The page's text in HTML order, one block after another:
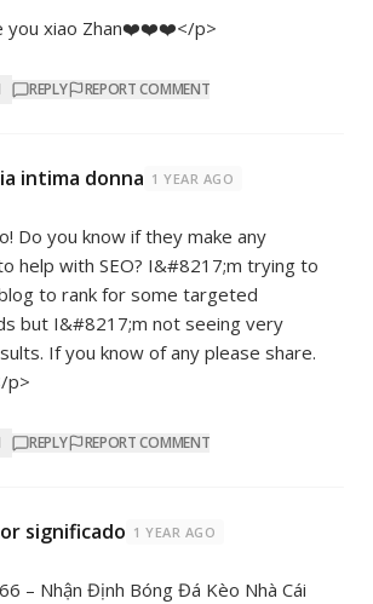
you xiao Zhan❤️❤️❤️</p>
REPLY REPORT COMMENT
intima donna 1 YEAR AGO
Do you know if they make any
help with SEO? I&#8217;m trying to
to rank for some targeted
but I&#8217;m not seeing very
If you know of any please share.
p>
REPLY REPORT COMMENT
significado 1 YEAR AGO
– Nhận Định Bóng Đá Kèo Nhà Cái